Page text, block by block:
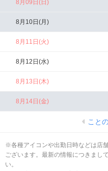
8月09日(日)
8月10日(月)
8月11日(火)
8月12日(水)
8月13日(木)
8月14日(金)
こと
※各種アイコンや出勤日時などは店
ございます。最新の情報につきまし
い。